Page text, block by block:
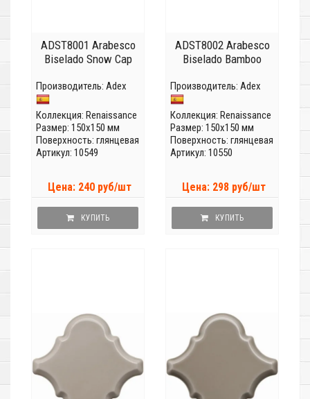
ADST8001 Arabesco
Biselado Snow Cap
Производитель: Adex
Коллекция: Renaissance
Размер: 150x150 мм
Поверхность: глянцевая
Артикул: 10549
Цена: 240 руб/шт
КУПИТЬ
ADST8002 Arabesco
Biselado Bamboo
Производитель: Adex
Коллекция: Renaissance
Размер: 150x150 мм
Поверхность: глянцевая
Артикул: 10550
Цена: 298 руб/шт
КУПИТЬ